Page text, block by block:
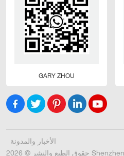
GARY ZHOU
الأخبار والمدونة
حقوق الطبع والنشر © 2026 Shenzhen Leadray Optoelectronic Co.,